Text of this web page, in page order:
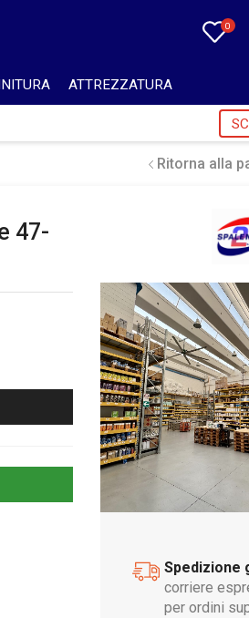
0
ATTREZZATURA
SUPERIORI A 750€ + IVA 🎁
Ritorna alla
47-
Spedizione
corriere
per ordini